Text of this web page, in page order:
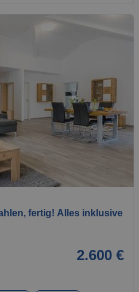
fertig! Alles inklusive
2.600 €